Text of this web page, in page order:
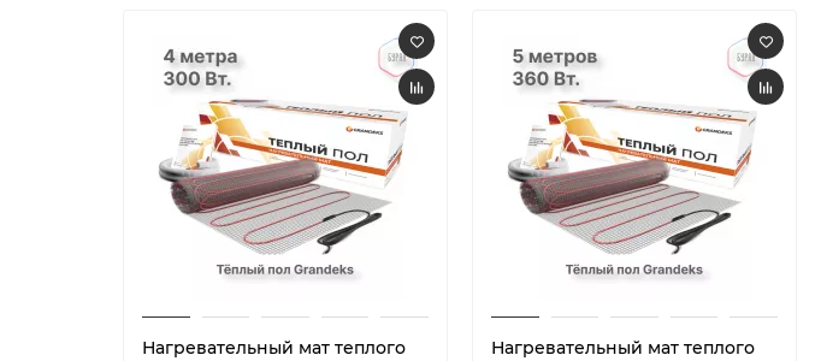
Нагревательный мат теплого
Нагревательный мат теплого